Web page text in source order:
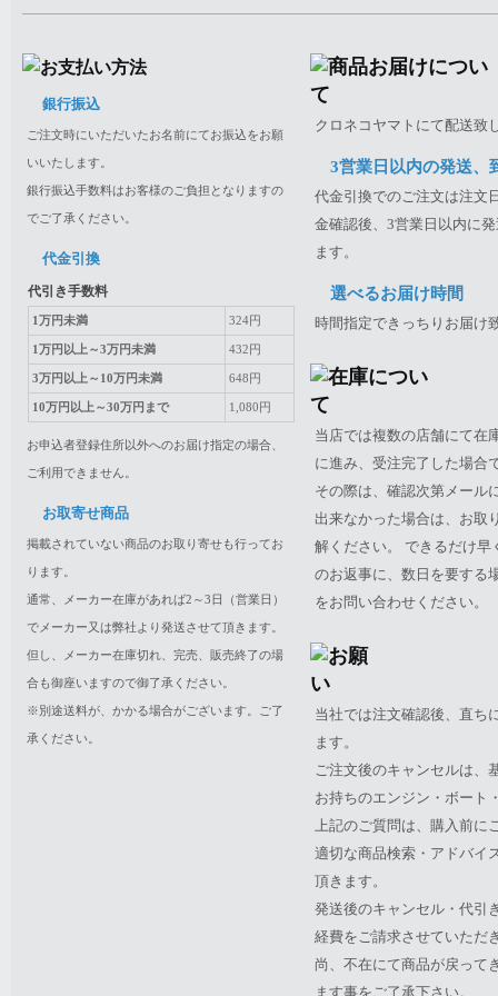
銀行振込
ご注文時にいただいたお名前にてお振込をお願
いいたします。
銀行振込手数料はお客様のご負担となりますの
でご了承ください。
代金引換
代引き手数料
1万円未満 324円
1万円以上～3万円未満 432円
3万円以上～10万円未満 648円
10万円以上～30万円まで 1,080円
お申込者登録住所以外へのお届け指定の場合、
ご利用できません。
お取寄せ商品
掲載されていない商品のお取り寄せも行ってお
ります。
通常、メーカー在庫があれば2～3日（営業日）
でメーカー又は弊社より発送させて頂きます。
但し、メーカー在庫切れ、完売、販売終了の場
合も御座いますので御了承ください。
※別途送料が、かかる場合がございます。ご了
承ください。
クロネコヤマトにて配送致
3営業日以内の発送、
代金引換でのご注文は注文
金確認後、3営業日以内に
ます。
選べるお届け時間
時間指定できっちりお届け
当店では複数の店舗にて在
に進み、受注完了した場合
その際は、確認次第メール
出来なかった場合は、お取
解ください。 できるだけ
のお返事に、数日を要する
をお問い合わせください。
当社では注文確認後、直ち
ます。
ご注文後のキャンセルは、
お持ちのエンジン・ボート
上記のご質問は、購入前に
適切な商品検索・アドバイ
頂きます。
発送後のキャンセル・代引
経費をご請求させていただ
尚、不在にて商品が戻って
ます事をご了承下さい。